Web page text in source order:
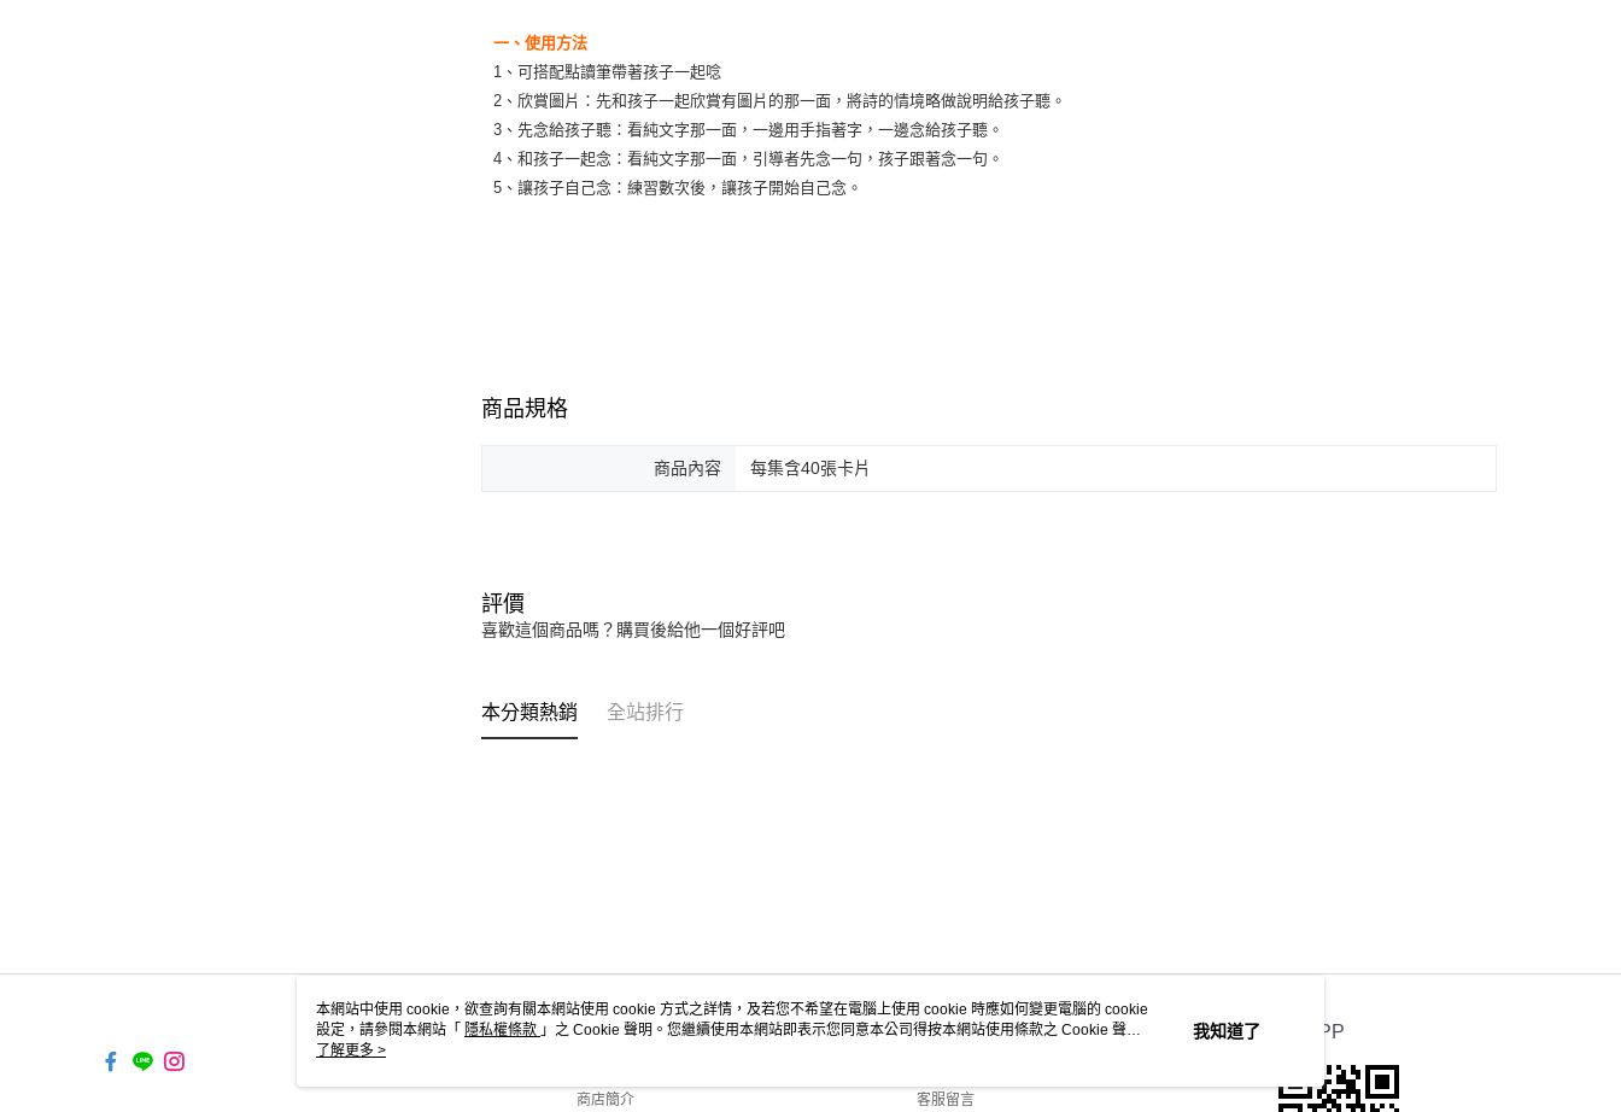
一、使用方法
1、可搭配點讀筆帶著孩子一起唸
2、欣賞圖片：先和孩子一起欣賞有圖片的那一面，將詩的情境略做說明給孩子聽。
3、先念給孩子聽：看純文字那一面，一邊用手指著字，一邊念給孩子聽。
4、和孩子一起念：看純文字那一面，引導者先念一句，孩子跟著念一句。
5、讓孩子自己念：練習數次後，讓孩子開始自己念。
商品規格
商品內容 每集含40張卡片
評價
喜歡這個商品嗎？購買後給他一個好評吧
本分類熱銷 全站排行
關於我們
商店簡介
客服資訊
客服留言
官方APP
本網站中使用 cookie，欲查詢有關本網站使用 cookie 方式之詳情，及若您不希望在電腦上使用 cookie 時應如何變更電腦的 cookie
設定，請參閱本網站「 隱私權條款 」之 Cookie 聲明。您繼續使用本網站即表示您同意本公司得按本網站使用條款之 Cookie 聲明
使用 cookie。
了解更多 >
我知道了